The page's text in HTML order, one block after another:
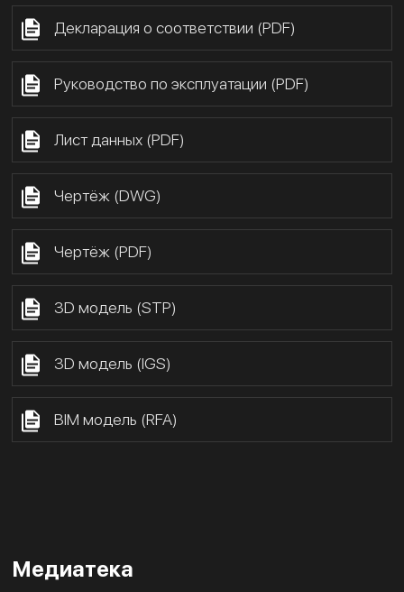
Декларация о соответствии (PDF)
Руководство по эксплуатации (PDF)
Лист данных (PDF)
Чертёж (DWG)
Чертёж (PDF)
3D модель (STP)
3D модель (IGS)
BIM модель (RFA)
Медиатека